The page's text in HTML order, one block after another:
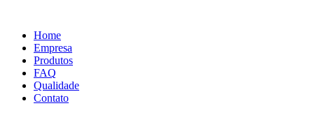
conteúdo
Home
Empresa
Produtos
FAQ
Qualidade
Contato